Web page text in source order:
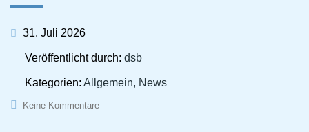
31. Juli 2026
Veröffentlicht durch: dsb
Kategorien: Allgemein, News
Keine Kommentare